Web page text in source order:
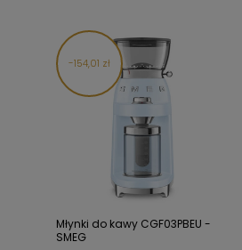
154,01 zł
Młynki do kawy CGF03PBEU -
SMEG